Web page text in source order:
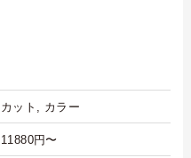
カット, カラー
11880円〜